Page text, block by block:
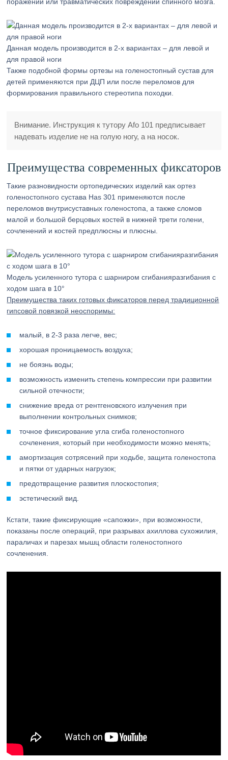
Данная модель производится в 2-х вариантах – для левой и
для правой ноги
Также подобной формы ортезы на голеностопный сустав для
детей применяются при ДЦП или после переломов для
формирования правильного стереотипа походки.
Внимание. Инструкция к тутору Afo 101 предписывает
надевать изделие не на голую ногу, а на носок.
Преимущества современных фиксаторов
Такие разновидности ортопедических изделий как ортез
голеностопного сустава Has 301 применяются после
переломов внутрисуставных голеностопа, а также сломов
малой и большой берцовых костей в нижней трети голени,
сочленений и костей предплюсны и плюсны.
Модель усиленного тутора с шарниром сгибанияразгибания с
ходом шага в 10°
Преимущества таких готовых фиксаторов перед традиционной
гипсовой повязкой неоспоримы:
малый, в 2-3 раза легче, вес;
хорошая проницаемость воздуха;
не боязнь воды;
возможность изменить степень компрессии при развитии
сильной отечности;
снижение вреда от рентгеновского излучения при
выполнении контрольных снимков;
точное фиксирование угла сгиба голеностопного
сочленения, который при необходимости можно менять;
амортизация сотрясений при ходьбе, защита голеностопа
и пятки от ударных нагрузок;
предотвращение развития плоскостопия;
эстетический вид.
Кстати, такие фиксирующие «сапожки», при возможности,
показаны после операций, при разрывах ахиллова сухожилия,
параличах и парезах мышц области голеностопного
сочленения.